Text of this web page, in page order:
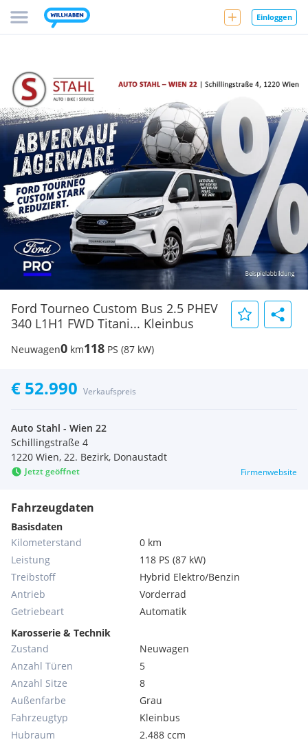
Einloggen
Ford Tourneo Custom Bus 2.5 PHEV
340 L1H1 FWD Titani... Kleinbus
Neuwagen0 km118 PS (87 kW)
€ 52.990 Verkaufspreis
Auto Stahl - Wien 22
Schillingstraße 4
1220 Wien, 22. Bezirk, Donaustadt
Jetzt geöffnet Firmenwebsite
Fahrzeugdaten
Basisdaten
Kilometerstand
0 km
Leistung
118 PS (87 kW)
Treibstoff
Hybrid Elektro/Benzin
Antrieb
Vorderrad
Getriebeart
Automatik
Karosserie & Technik
Zustand
Neuwagen
Anzahl Türen
5
Anzahl Sitze
8
Außenfarbe
Grau
Fahrzeugtyp
Kleinbus
Hubraum
2.488 ccm